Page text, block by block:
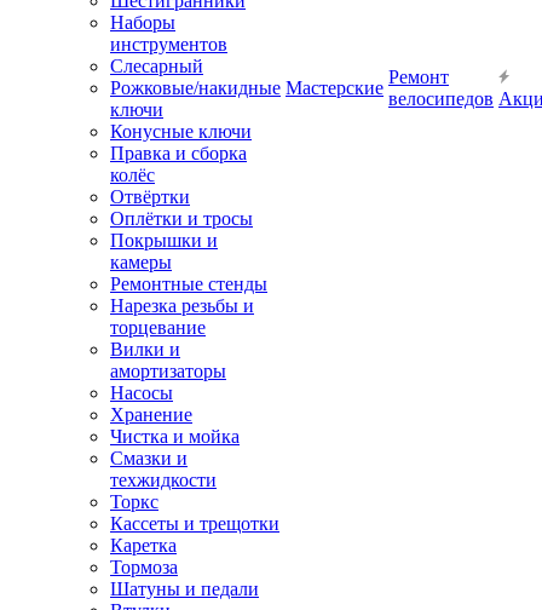
Наборы
инструментов
Слесарный
Рожковые/накидные
ключи
Конусные ключи
Правка и сборка
колёс
Отвёртки
Оплётки и тросы
Покрышки и
камеры
Ремонтные стенды
Нарезка резьбы и
торцевание
Вилки и
амортизаторы
Насосы
Хранение
Чистка и мойка
Смазки и
техжидкости
Торкс
Кассеты и трещотки
Каретка
Тормоза
Шатуны и педали
Мастерские
Ремонт
велосипедов